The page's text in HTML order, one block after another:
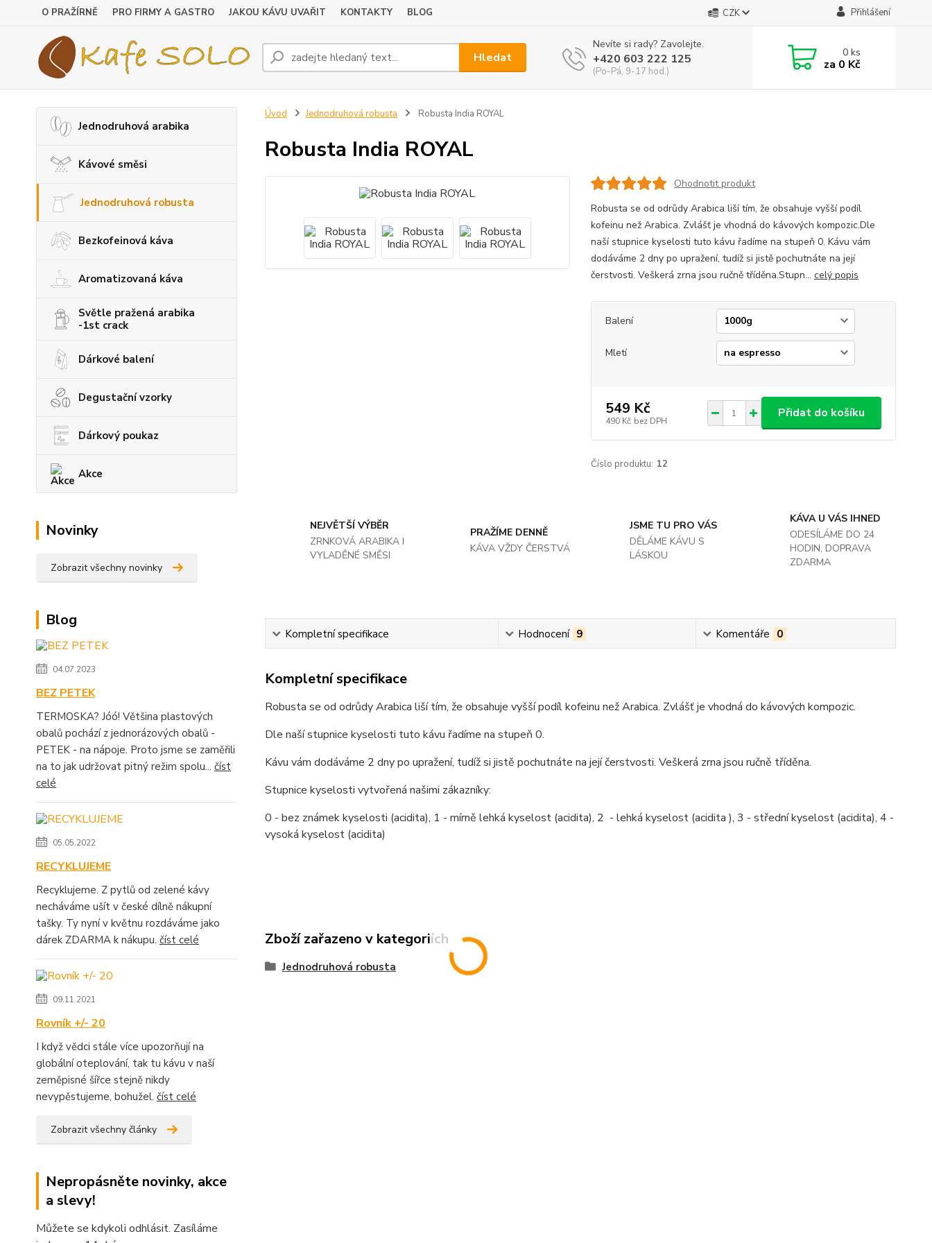
O PRAŽÍRNĚ PRO FIRMY A GASTRO JAKOU KÁVU UVAŘIT KONTAKTY BLOG CZK Přihlášení
Hledat
Nevíte si rady? Zavolejte.
+420 603 222 125
(Po-Pá, 9-17 hod.)
0ks
za 0 Kč
Jednodruhová arabika
Kávové směsi
Jednodruhová robusta
Bezkofeinová káva
Aromatizovaná káva
Světle pražená arabika
-1st crack
Dárkové balení
Degustační vzorky
Dárkový poukaz
Akce
Novinky
Zobrazit všechny novinky
Blog
04.07.2023
BEZ PETEK
TERMOSKA? Jóó! Většina plastových
obalů pochází z jednorázových obalů -
PETEK - na nápoje. Proto jsme se zaměřili
na to jak udržovat pitný režim spolu... číst
celé
05.05.2022
RECYKLUJEME
Recyklujeme. Z pytlů od zelené kávy
necháváme ušít v české dílně nákupní
tašky. Ty nyní v květnu rozdáváme jako
dárek ZDARMA k nákupu. číst celé
09.11.2021
Rovník +/- 20
I když vědci stále více upozorňují na
globální oteplování, tak tu kávu v naší
zeměpisné šířce stejně nikdy
nevypěstujeme, bohužel. číst celé
Zobrazit všechny články
Nepropásněte novinky, akce
a slevy!
Můžete se kdykoli odhlásit. Zasíláme
Úvod Jednodruhová robusta Robusta India ROYAL
Robusta India ROYAL
Ohodnotit produkt
Robusta se od odrůdy Arabica liší tím, že obsahuje vyšší podíl
kofeinu než Arabica. Zvlášť je vhodná do kávových kompozic.Dle
naší stupnice kyselosti tuto kávu řadíme na stupeň 0. Kávu vám
dodáváme 2 dny po upražení, tudíž si jistě pochutnáte na její
čerstvosti. Veškerá zrna jsou ručně tříděna.Stupn... celý popis
Balení
Mletí
549 Kč
490 Kč bez DPH
Přidat do košíku
Číslo produktu: 12
NEJVĚTŠÍ VÝBĚR
ZRNKOVÁ ARABIKA I
VYLADĚNÉ SMĚSI
PRAŽÍME DENNĚ
KÁVA VŽDY ČERSTVÁ
JSME TU PRO VÁS
DĚLÁME KÁVU S
LÁSKOU
KÁVA U VÁS IHNED
ODESÍLÁME DO 24
HODIN, DOPRAVA
ZDARMA
Kompletní specifikace Hodnocení 9 Komentáře 0
Kompletní specifikace
Robusta se od odrůdy Arabica liší tím, že obsahuje vyšší podíl kofeinu než Arabica. Zvlášť je vhodná do kávových kompozic.
Dle naší stupnice kyselosti tuto kávu řadíme na stupeň 0.
Kávu vám dodáváme 2 dny po upražení, tudíž si jistě pochutnáte na její čerstvosti. Veškerá zrna jsou ručně tříděna.
Stupnice kyselosti vytvořená našimi zákazníky:
0 - bez známek kyselosti (acidita), 1 - mírně lehká kyselost (acidita), 2 - lehká kyselost (acidita ), 3 - střední kyselost (acidita), 4 -
vysoká kyselost (acidita)
Zboží zařazeno v kategoriích
Jednodruhová robusta